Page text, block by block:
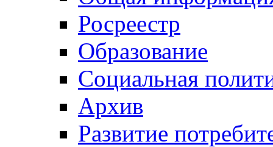
Росреестр
Образование
Социальная
Архив
Развитие